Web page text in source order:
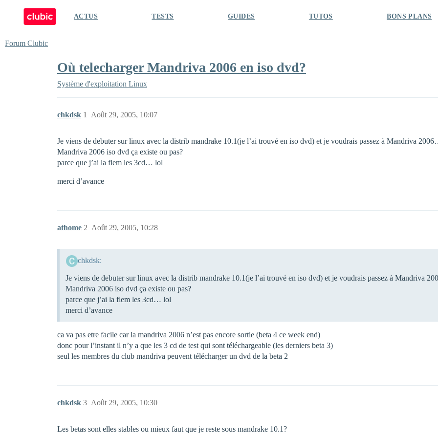
ACTUS TESTS GUIDES TUTOS BONS PLANS
Forum Clubic
Où telecharger Mandriva 2006 en iso dvd?
Système d'exploitation Linux
chkdsk Août 29, 2005, 10:07
1
Je viens de debuter sur linux avec la distrib mandrake 10.1(je l’ai trouvé en iso dvd) et je voudrais passez à Mandriva
Mandriva 2006 iso dvd ça existe ou pas?
parce que j’ai la flem les 3cd… lol
merci d’avance
athome Août 29, 2005, 10:28
2
chkdsk:
Je viens de debuter sur linux avec la distrib mandrake 10.1(je l’ai trouvé en iso dvd) et je voudrais passez à Mandriva
Mandriva 2006 iso dvd ça existe ou pas?
parce que j’ai la flem les 3cd… lol
merci d’avance
ca va pas etre facile car la mandriva 2006 n’est pas encore sortie (beta 4 ce week end)
donc pour l’instant il n’y a que les 3 cd de test qui sont téléchargeable (les derniers beta 3)
seul les membres du club mandriva peuvent télécharger un dvd de la beta 2
chkdsk Août 29, 2005, 10:30
3
Les betas sont elles stables ou mieux faut que je reste sous mandrake 10.1?